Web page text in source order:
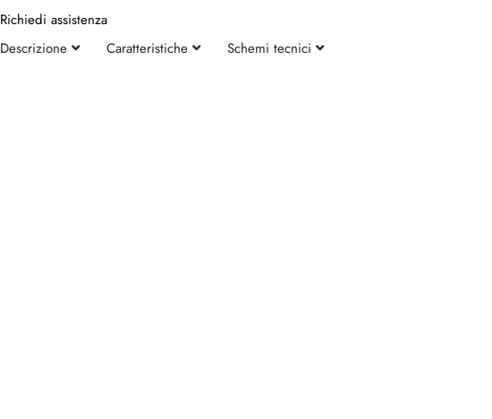
Richiedi assistenza
Descrizione
Caratteristiche Schemi tecnici